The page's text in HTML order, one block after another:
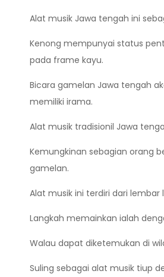
Alat musik Jawa tengah ini
Kenong mempunyai status
pada frame kayu.
Bicara gamelan Jawa tengah
memiliki irama.
Alat musik tradisionil Jawa
Kemungkinan sebagian orang
gamelan.
Alat musik ini terdiri dari
Langkah memainkan ialah
Walau dapat diketemukan di
Suling sebagai alat musik tiup